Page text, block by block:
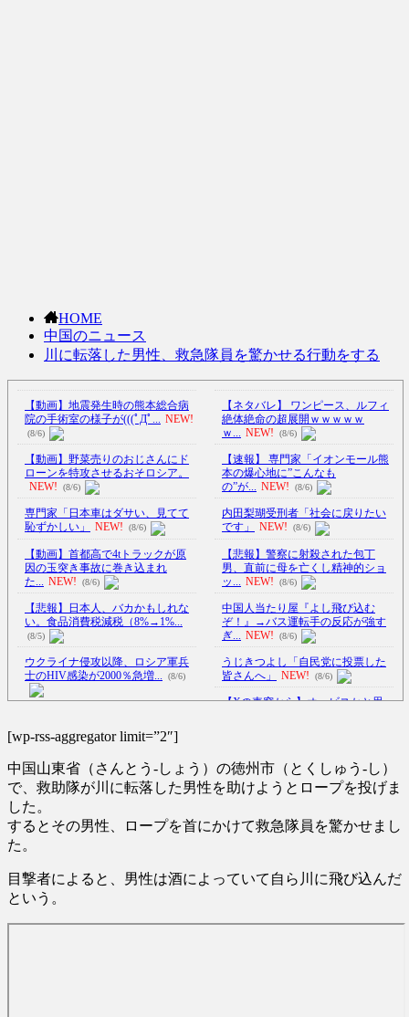
HOME
中国のニュース
川に転落した男性、救急隊員を驚かせる行動をする
【動画】地震発生時の熊本総合病
院の手術室の様子が(((ﾟДﾟ...
NEW!
(8/6)
【動画】野菜売りのおじさんにド
ローンを特攻させるおそロシア。
NEW!
(8/6)
専門家「日本車はダサい、見てて
恥ずかしい」
NEW! (8/6)
【動画】首都高で4tトラックが原
因の玉突き事故に巻き込まれ
た...
NEW! (8/6)
【悲報】日本人、バカかもしれな
い。食品消費税減税（8%→1%...
(8/5)
ウクライナ侵攻以降、ロシア軍兵
士のHIV感染が2000％急増...
(8/6)
年…「平和の価値をより堅固に...
(8/5)
ついに国産ヒューマノイド登場、
人手不足深刻化の医療・製造現
場... NEW! (8/6)
【悲報】クロちゃん、とち狂った
ツイートをする
成度が高いと話題にｗｗｗｗ (5/20)
【ネタバレ】 ワンピース、ルフィ
絶体絶命の超展開ｗｗｗｗｗ
ｗ...
NEW! (8/6)
【速報】 専門家「イオンモール熊
本の爆心地に”こんなも
の”が... NEW! (8/6)
内田梨瑚受刑者「社会に戻りたい
です」
NEW! (8/6)
【悲報】警察に射殺された包丁
男、直前に母を亡くし精神的ショ
ッ...
NEW! (8/6)
中国人当たり屋『よし飛び込む
ぞ！』→バス運転手の反応が強す
ぎ...
NEW! (8/6)
うじきつよし「自民党に投票した
皆さんへ」
NEW! (8/6)
【Xの車窓から】オービスかと思
る現場猫案件 ほか
(7/31)
ハードオフに売っていた4万4000円
術... (5/20)
[wp-rss-aggregator limit=”2″]
中国山東省（さんとう-しょう）の徳州市（とくしゅう-し）
で、救助隊が川に転落した男性を助けようとロープを投げま
した。
するとその男性、ロープを首にかけて救急隊員を驚かせまし
た。
目撃者によると、男性は酒によっていて自ら川に飛び込んだ
という。